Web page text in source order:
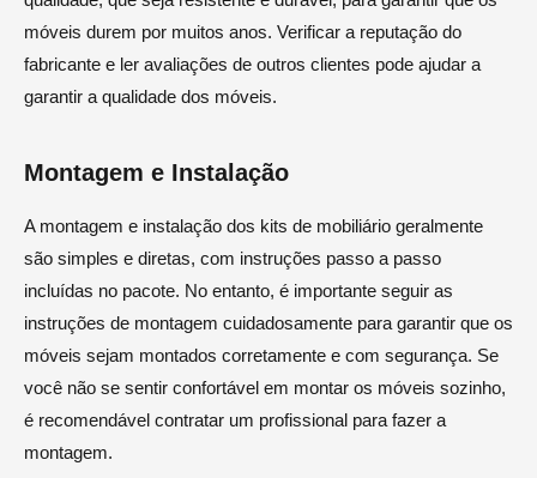
móveis durem por muitos anos. Verificar a reputação do
fabricante e ler avaliações de outros clientes pode ajudar a
garantir a qualidade dos móveis.
Montagem e Instalação
A montagem e instalação dos kits de mobiliário geralmente
são simples e diretas, com instruções passo a passo
incluídas no pacote. No entanto, é importante seguir as
instruções de montagem cuidadosamente para garantir que os
móveis sejam montados corretamente e com segurança. Se
você não se sentir confortável em montar os móveis sozinho,
é recomendável contratar um profissional para fazer a
montagem.